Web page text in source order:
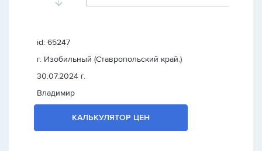
id: 65247
г. Изобильный (Ставропольский край.)
30.07.2024 г.
Владимир
КАЛЬКУЛЯТОР ЦЕН